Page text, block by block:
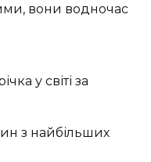
вони водночас
у світі за
з найбільших